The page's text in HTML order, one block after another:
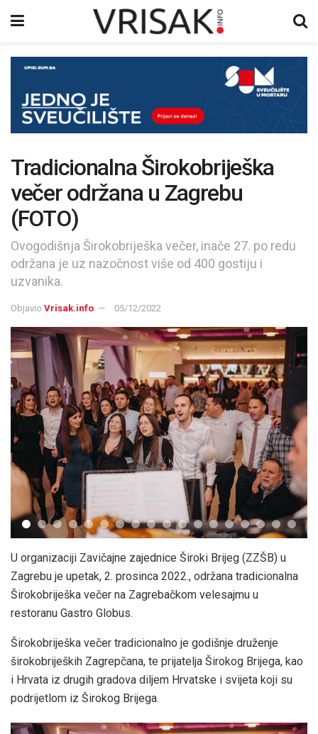
Tradicionalna Širokobriješka
večer održana u Zagrebu
(FOTO)
Ovogodišnja Širokobriješka večer, inače 27. po redu
održana je uz nazočnost više od 400 gostiju i
uzvanika.
Objavio Vrisak.info 05/12/2022
U organizaciji Zavičajne zajednice Široki Brijeg (ZZŠB) u
Zagrebu je upetak, 2. prosinca 2022., održana tradicionalna
Širokobriješka večer na Zagrebačkom velesajmu u
restoranu Gastro Globus.
Širokobriješka večer tradicionalno je godišnje druženje
širokobrijeških Zagrepčana, te prijatelja Širokog Brijega, kao
i Hrvata iz drugih gradova diljem Hrvatske i svijeta koji su
podrijetlom iz Širokog Brijega.